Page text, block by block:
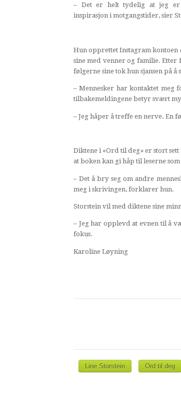
– Det er helt tydelig at jeg er
inspirasjon i motgangstider, sier
Hun opprettet Instagram
sine med venner og familie.
følgerne sine tok hun sjansen på å
– Mennesker har kontaktet meg
tilbakemeldingene betyr svært
– Jeg håper å treffe en nerve. En
Diktene i «Ord til deg» er stort
at boken kan gi håp til leserne
– Det å bry seg om andre
meg i skrivingen, forklarer hun.
Storstein vil med diktene sine
– Jeg har opplevd at evnen til å
fokus.
Karoline Løyning
Line Storstein Ord til deg